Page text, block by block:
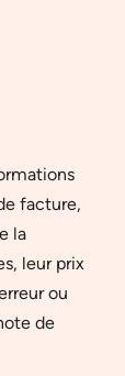
facture,
la
leur prix
ou
de